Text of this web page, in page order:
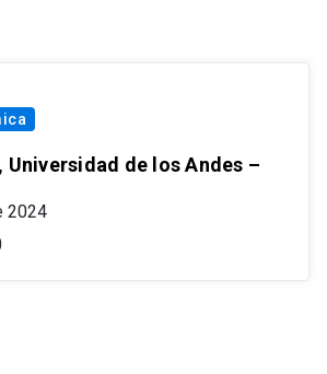
Universidad de los Andes –
2024